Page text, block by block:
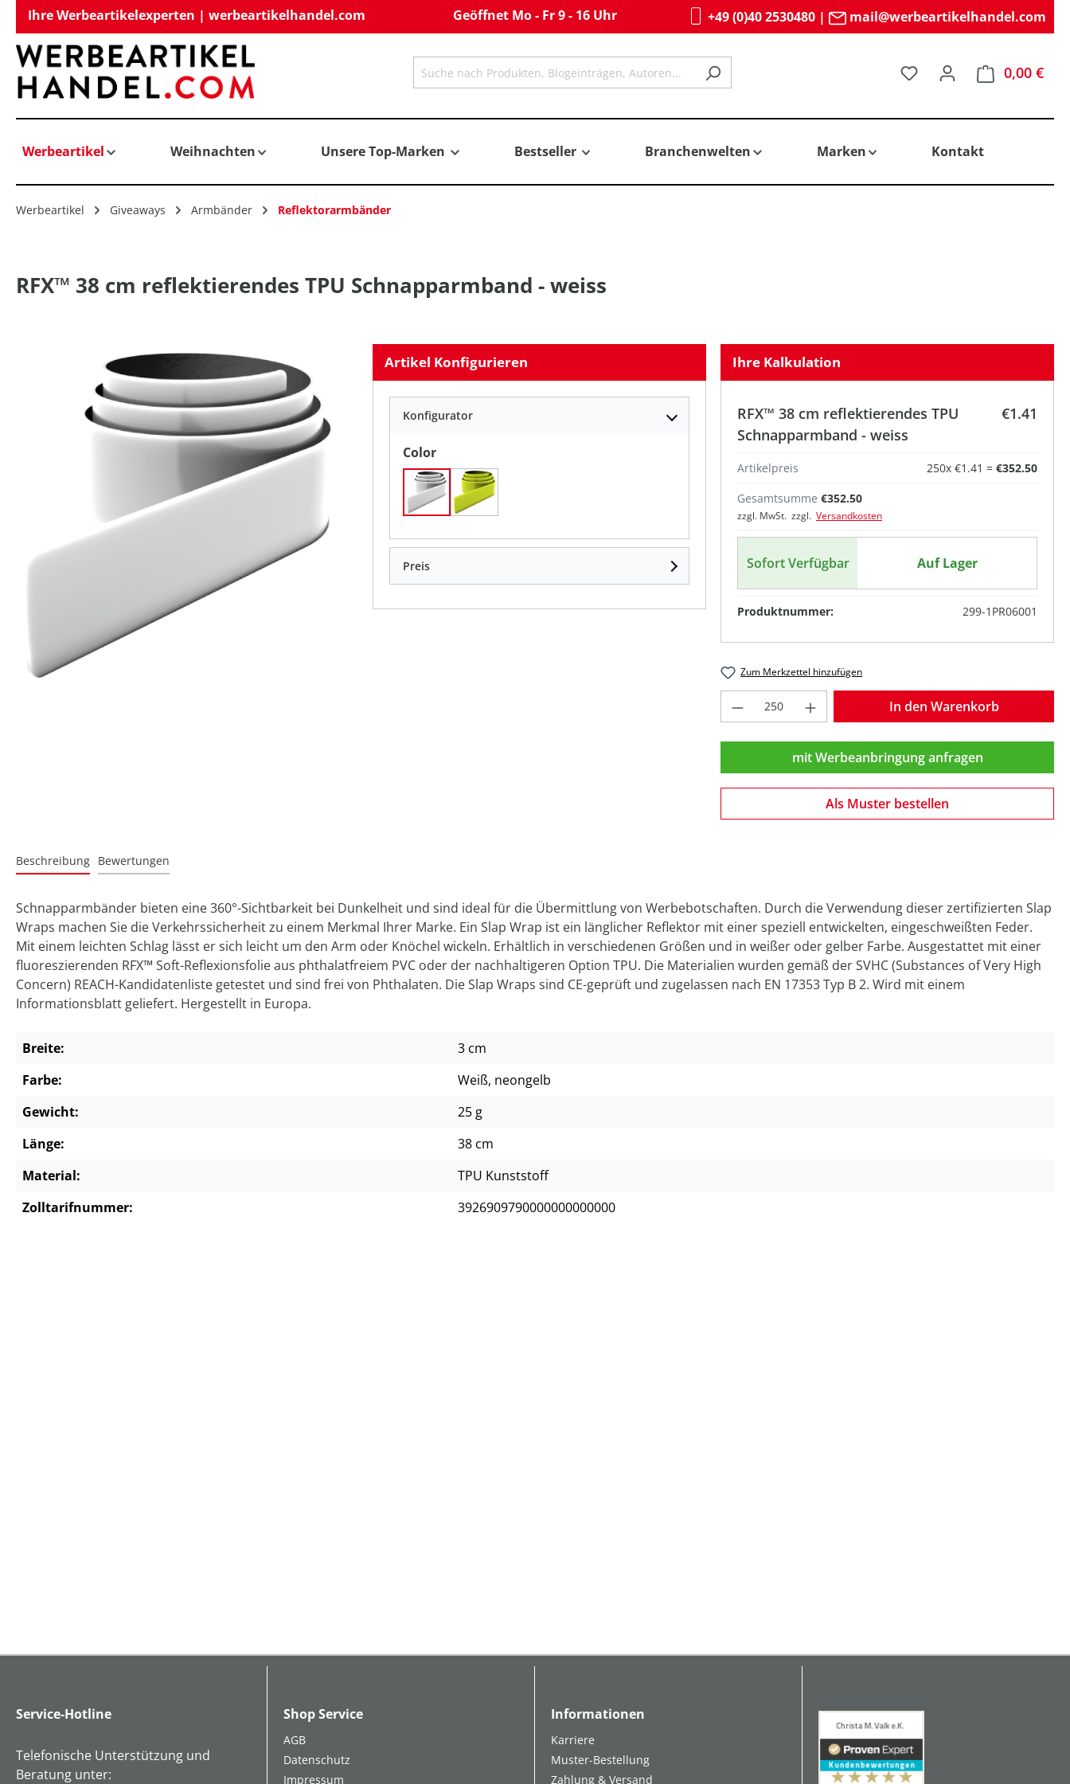
Zur Hauptnavigation springen
Ihre Werbeartikelexperten | werbeartikelhandel.com Geöffnet Mo - Fr 9 - 16 Uhr +49 (0)40 2530480| mail@werbeartikelhandel.com
Du hast 0 Produkte auf
0,00 €
Werbeartikel Weihnachten Unsere Top-Marken Bestseller Branchenwelten Marken Kontakt
Werbeartikel Giveaways Armbänder Reflektorarmbänder
RFX™ 38 cm reflektierendes TPU Schnapparmband - weiss
Bildergalerie überspringen
Artikel Konfigurieren
Konfigurator
Colorauswählen
Weiß neongelb
Preis
Ihre Kalkulation
RFX™ 38 cm reflektierendes TPU
Schnapparmband - weiss
€1.41
Artikelpreis 250x €1.41 = €352.50
Gesamtsumme €352.50
zzgl. MwSt. zzgl. Versandkosten
Sofort Verfügbar Auf Lager
Produktnummer: 299-1PR06001
Zum Merkzettel hinzufügen
Produkt Anzahl: Gib denIn den Warenkorb
mit Werbeanbringung anfragen
Als Muster bestellen
Beschreibung Bewertungen
Schnapparmbänder bieten eine 360°-Sichtbarkeit bei Dunkelheit und sind ideal für die Übermittlung von Werbebotschaften. Durch die Verwendung dieser zertifizierten Slap
Wraps machen Sie die Verkehrssicherheit zu einem Merkmal Ihrer Marke. Ein Slap Wrap ist ein länglicher Reflektor mit einer speziell entwickelten, eingeschweißten Feder.
Mit einem leichten Schlag lässt er sich leicht um den Arm oder Knöchel wickeln. Erhältlich in verschiedenen Größen und in weißer oder gelber Farbe. Ausgestattet mit einer
fluoreszierenden RFX™ Soft-Reflexionsfolie aus phthalatfreiem PVC oder der nachhaltigeren Option TPU. Die Materialien wurden gemäß der SVHC (Substances of Very High
Concern) REACH-Kandidatenliste getestet und sind frei von Phthalaten. Die Slap Wraps sind CE-geprüft und zugelassen nach EN 17353 Typ B 2. Wird mit einem
Informationsblatt geliefert. Hergestellt in Europa.
Breite:
3 cm
Farbe:
Weiß, neongelb
Gewicht:
25 g
Länge:
38 cm
Material:
TPU Kunststoff
Zolltarifnummer:
3926909790000000000000
Service-Hotline
Telefonische Unterstützung und
Beratung unter:
Shop Service
AGB
Datenschutz
Impressum
Informationen
Karriere
Muster-Bestellung
Zahlung & Versand